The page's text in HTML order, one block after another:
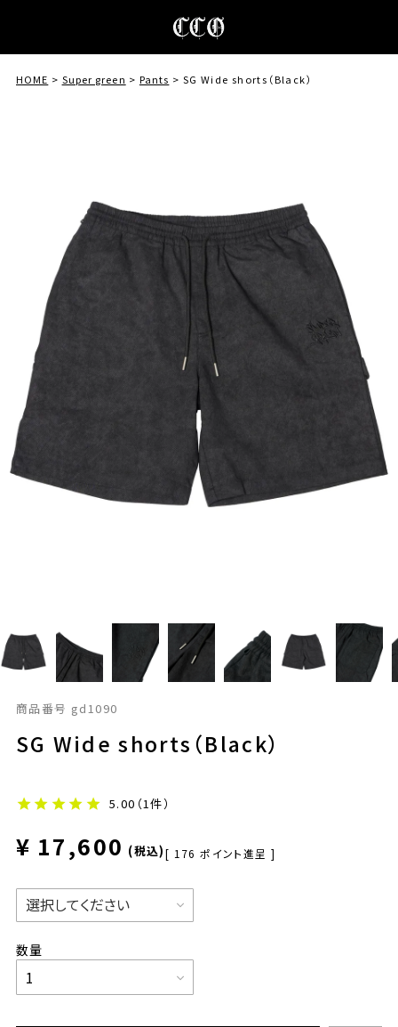
HOME Super green Pants SG Wide shorts（Black）
商品番号 gd1090
SG Wide shorts（Black）
5.00 （1件）
¥ 17,600 税込 [ 176 ポイント進呈 ]